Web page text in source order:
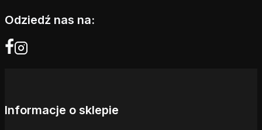
Odziedź nas na:
Informacje o sklepie